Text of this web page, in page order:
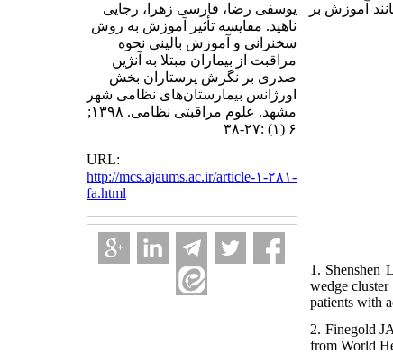
آموزش بر
1. Shenshen
wedge
patients with
2. Finegold
from World
یوسفی رضا، فارسی زهرا، رجایی
ناهید. مقایسه تأثیر آموزش به روش
سخنرانی و آموزش بالینی نحوه
مراقبت از بیماران مبتلا به آنژین
صدری بر نگرش پرستاران بخش
اورژانس بیمارستان‌های نظامی شهر
مشهد. علوم مراقبتی نظامی. ۱۳۹۸;
۶ (۱) :۲۷-۳۸
URL:
http://mcs.ajaums.ac.ir/article-۱-۲۸۱-
fa.html